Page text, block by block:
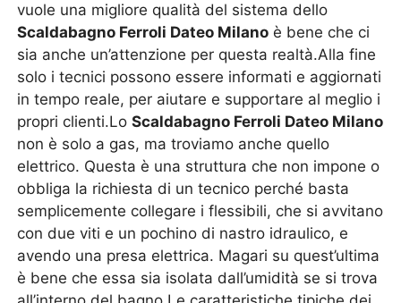
vuole una migliore qualità del sistema dello
Scaldabagno Ferroli Dateo Milano è bene che ci
sia anche un’attenzione per questa realtà.Alla fine
solo i tecnici possono essere informati e aggiornati
in tempo reale, per aiutare e supportare al meglio i
propri clienti.LoScaldabagno Ferroli Dateo Milano
non è solo a gas, ma troviamo anche quello
elettrico. Questa è una struttura che non impone o
obbliga la richiesta di un tecnico perché basta
semplicemente collegare i flessibili, che si avvitano
con due viti e un pochino di nastro idraulico, e
avendo una presa elettrica. Magari su quest’ultima
è bene che essa sia isolata dall’umidità se si trova